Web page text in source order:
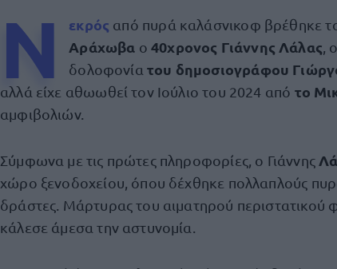
Ν εκρός από πυρά καλάσνικοφ βρέθηκε
Αράχωβα ο40χρονος Γιάννης Λάλας ,
δολοφονία του δημοσιογράφου
αλλά είχε αθωωθεί τον Ιούλιο του 2024 από το
αμφιβολιών.
Σύμφωνα με τις πρώτες πληροφορίες, ο Γιάννης
χώρο ξενοδοχείου, όπου δέχθηκε πολλαπλούς
δράστες. Μάρτυρας του αιματηρού περιστατικού
κάλεσε άμεσα την αστυνομία.